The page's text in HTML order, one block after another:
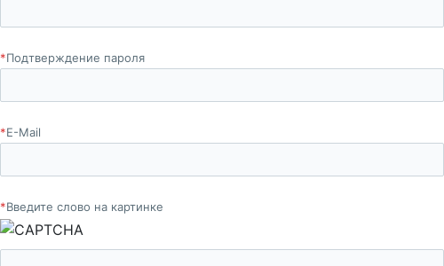
*Подтверждение пароля
*E-Mail
*Введите слово на картинке